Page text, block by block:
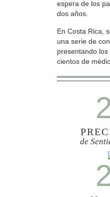
espera de los
dos años.
En Costa Rica,
una serie de
presentando
cientos de
de